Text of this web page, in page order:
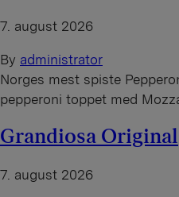
7. august 2026
By administrator
Norges mest spiste
pepperoni toppet med
Grandiosa Original
7. august 2026